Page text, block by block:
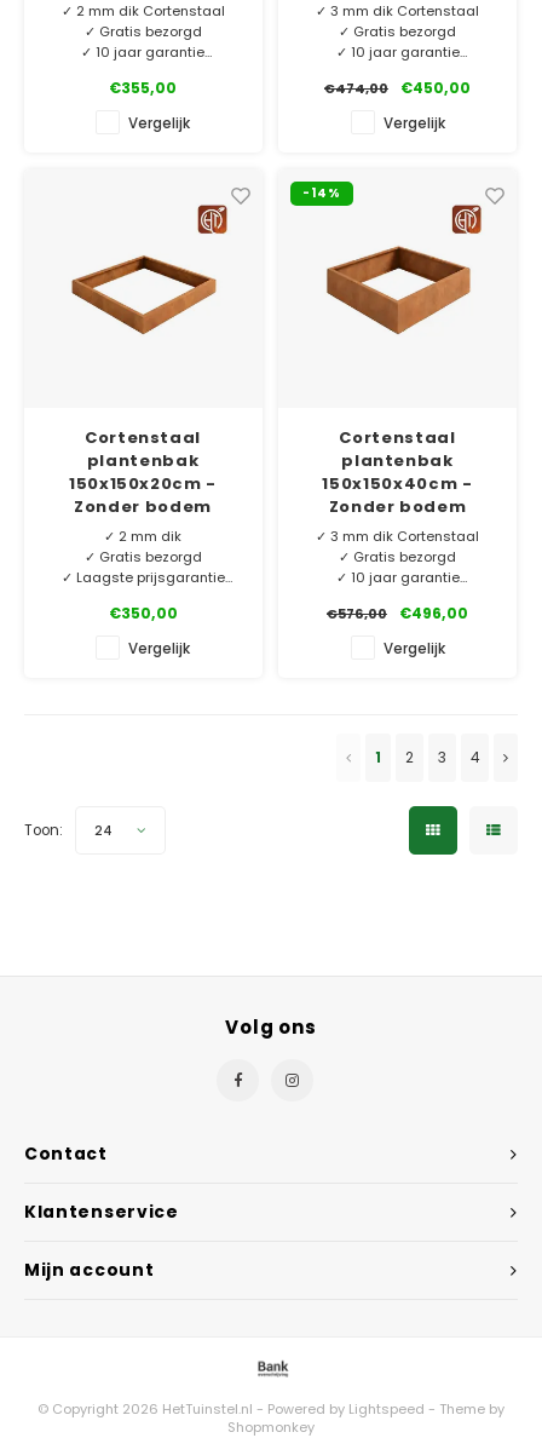
✓ 2 mm dik Cortenstaal
✓ Gratis bezorgd
✓ 10 jaar garantie
Ons eigen merk HTDesign
plantenbakken vervaardigd
€355,00
Vergelijk
✓ 3 mm dik Cortenstaal
✓ Gratis bezorgd
✓ 10 jaar garantie
Ons eigen merk HTDesign
plantenbakken vervaardigd
geproduceerd en nu extra
€474,00 €450,00
Vergelijk
Cortenstaal
plantenbak
150x150x20cm -
Zonder bodem
✓ 2 mm dik
✓ Gratis bezorgd
✓ Laagste prijsgarantie
Mooie cortenstaal
plantenbak zonder bodem.
€350,00
Vergelijk
-14%
Cortenstaal
plantenbak
150x150x40cm -
Zonder bodem
✓ 3 mm dik Cortenstaal
✓ Gratis bezorgd
✓ 10 jaar garantie
Ons eigen merk HTDesign
plantenbakken verkrijgbaar
€576,00 €496,00
Vergelijk
1 2 3 4
Toon: 24
Contact
Volg ons
Klantenservice
Mijn account
© Copyright 2026 HetTuinstel.nl - Powered by Lightspeed - Theme by
Shopmonkey